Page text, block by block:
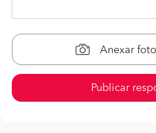
Anexar
Publicar